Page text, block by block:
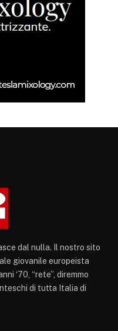
dal nulla. Il nostro sito
giovanile europeista
‘70, “rete”, diremmo
di tutta Italia di